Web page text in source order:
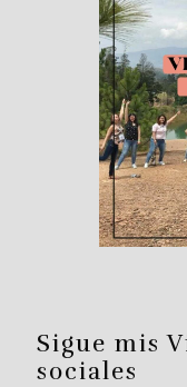
Sigue mis
sociales